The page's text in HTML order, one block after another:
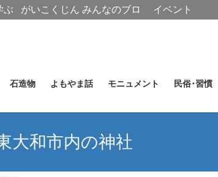
石造物 よもやま話 モニュメント 民俗･習慣
大和市内の神社
ぶ がいこくじん みんなのブロ
イベント